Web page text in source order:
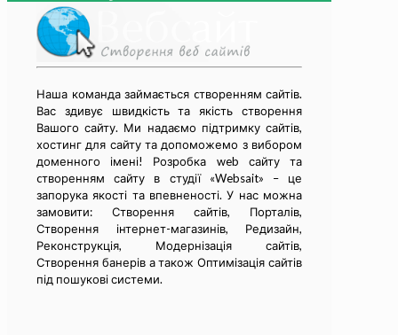
Наша команда займається cтворенням сайтів.
Вас здивує швидкість та якість створення
Вашого сайту. Ми надаємо підтримку сайтів,
хостинг для сайту та допоможемо з вибором
доменного імені! Розробка web сайту та
cтворенням сайту в студії «Websait» – це
запорука якості та впевненості. У нас можна
замовити: Створення сайтів, Порталів,
Створення інтернет-магазинів, Редизайн,
Реконструкція, Модернізація сайтів,
Створення банерів а також Оптимізація сайтів
під пошукові системи.